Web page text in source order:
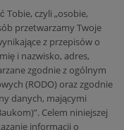
Tobie, czyli „osobie,
przetwarzamy Twoje
z przepisów o
i nazwisko, adres,
zgodnie z ogólnym
(RODO) oraz zgodnie
danych, mającymi
Celem niniejszej
informacji o